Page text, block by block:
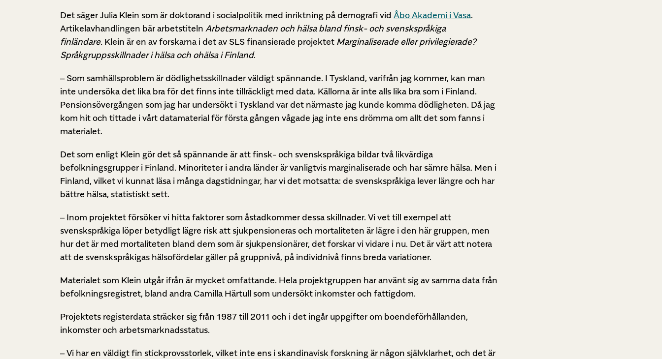
Det säger Julia Klein som är doktorand i socialpolitik med inriktning på demografi vid Åbo Akademi i Vasa.
Artikelavhandlingen bär arbetstiteln Arbetsmarknaden och hälsa bland finsk- och svenskspråkiga
finländare. Klein är en av forskarna i det av SLS finansierade projektet Marginaliserade eller privilegierade?
Språkgruppsskillnader i hälsa och ohälsa i Finland.
– Som samhällsproblem är dödlighetsskillnader väldigt spännande. I Tyskland, varifrån jag kommer, kan man
inte undersöka det lika bra för det finns inte tillräckligt med data. Källorna är inte alls lika bra som i Finland.
Pensionsövergången som jag har undersökt i Tyskland var det närmaste jag kunde komma dödligheten. Då jag
kom hit och tittade i vårt datamaterial för första gången vågade jag inte ens drömma om allt det som fanns i
materialet.
Det som enligt Klein gör det så spännande är att finsk- och svenskspråkiga bildar två likvärdiga
befolkningsgrupper i Finland. Minoriteter i andra länder är vanligtvis marginaliserade och har sämre hälsa. Men i
Finland, vilket vi kunnat läsa i många dagstidningar, har vi det motsatta: de svenskspråkiga lever längre och har
bättre hälsa, statistiskt sett.
– Inom projektet försöker vi hitta faktorer som åstadkommer dessa skillnader. Vi vet till exempel att
svenskspråkiga löper betydligt lägre risk att sjukpensioneras och mortaliteten är lägre i den här gruppen, men
hur det är med mortaliteten bland dem som är sjukpensionärer, det forskar vi vidare i nu. Det är värt att notera
att de svenskspråkigas hälsofördelar gäller på gruppnivå, på individnivå finns breda variationer.
Materialet som Klein utgår ifrån är mycket omfattande. Hela projektgruppen har använt sig av samma data från
befolkningsregistret, bland andra Camilla Härtull som undersökt inkomster och fattigdom.
Projektets registerdata sträcker sig från 1987 till 2011 och i det ingår uppgifter om boendeförhållanden,
inkomster och arbetsmarknadsstatus.
– Vi har en väldigt fin stickprovsstorlek, vilket inte ens i skandinavisk forskning är någon självklarhet, och det är